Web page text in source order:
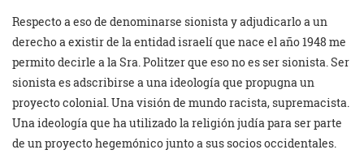
Respecto a eso de denominarse sionista y adjudicarlo a un
derecho a existir de la entidad israelí que nace el año 1948 me
permito decirle a la Sra. Politzer que eso no es ser sionista. Ser
sionista es adscribirse a una ideología que propugna un
proyecto colonial. Una visión de mundo racista, supremacista.
Una ideología que ha utilizado la religión judía para ser parte
de un proyecto hegemónico junto a sus socios occidentales.